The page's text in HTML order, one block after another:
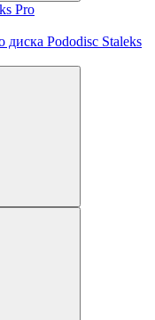
Pro